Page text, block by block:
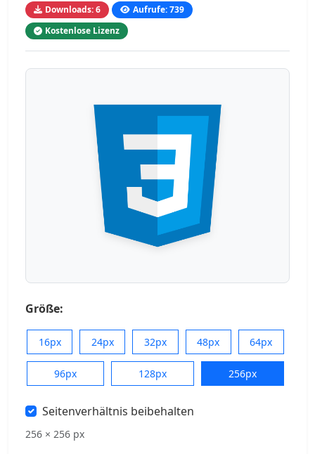
Downloads: 6
Aufrufe: 739
Kostenlose Lizenz
Größe:
16px 24px 32px 48px 64px
96px 128px 256px
Seitenverhältnis beibehalten
256 × 256 px